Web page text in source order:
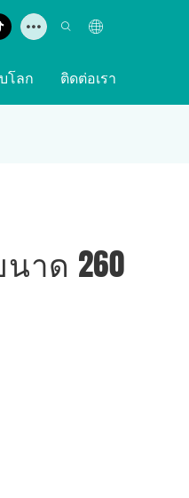
โลก ติดต่อเรา
าด 260